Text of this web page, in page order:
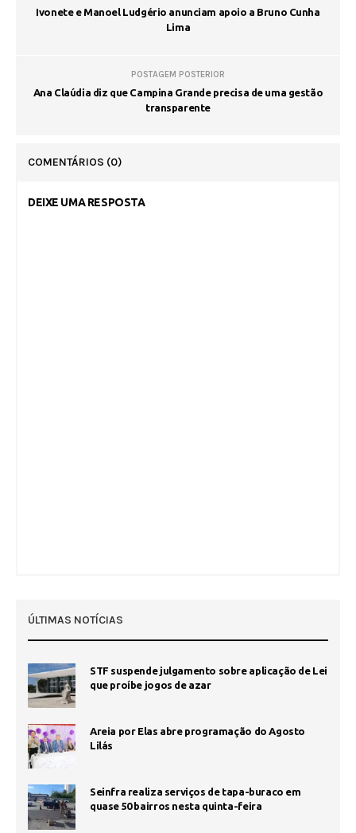
Ivonete e Manoel Ludgério anunciam apoio a Bruno Cunha
Lima
POSTAGEM POSTERIOR
Ana Claúdia diz que Campina Grande precisa de uma gestão
transparente
COMENTÁRIOS (0)
DEIXE UMA RESPOSTA
ÚLTIMAS NOTÍCIAS
STF suspende julgamento sobre aplicação de Lei
que proíbe jogos de azar
Areia por Elas abre programação do Agosto
Lilás
Seinfra realiza serviços de tapa-buraco em
quase 50 bairros nesta quinta-feira